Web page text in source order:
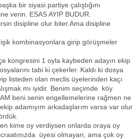
bir siyasi partiye çalıştığını
verin. ESAS AYIP BUDUR.
disipline olur biter.Ama disipline
kombinasyonlara girip görüşmeler
1 oyla kaybeden adayın ekip
tabi ki çekerler. Kaldı ki dosya
listeden olan meclis üyelerinden kaçı
mı iyidir. Benim seçimde köy
beni senin engellemelerine rağmen ne
adamıyım arkadaşlarım varsa var olur
oy verdiysen onlarda oraya oy
üyesi olmayan, ama çok oy